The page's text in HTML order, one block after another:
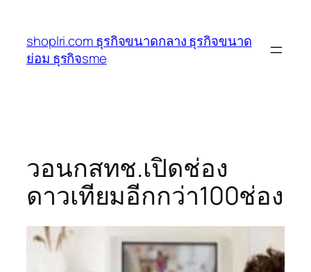
เนื้อหา
shoplri.com ธุรกิจขนาดกลาง ธุรกิจขนาด
ย่อม ธุรกิจsme
วอนกสทช.เปิดช่อง
ดาวเทียมอีกกว่า100ช่อง